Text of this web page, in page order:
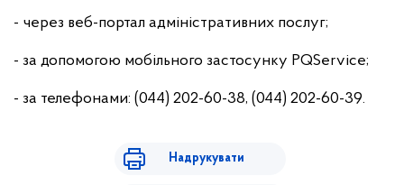
- через веб-портал адміністративних послуг;
- за допомогою мобільного застосунку PQService;
- за телефонами: (044) 202-60-38, (044) 202-60-39.
Надрукувати